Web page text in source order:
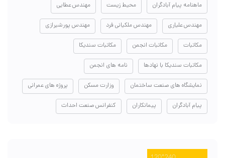
ماهنامه پیام آبادگران محیط زیست مهندس عطایی
مهندس علیاری مهندس ملکیانی فرد مهندس پورشیرازی
مکاتبات مکاتبات انجمن مکاتبات سندیکا
مکاتبات سندیکا با نهادها نامه های انجمن
نمایشگاه های صنعت ساختمان وزارت مسکن پروژه های عمرانی
پیام آبادگران پیمانکاران کنفرانس صنعت احداث